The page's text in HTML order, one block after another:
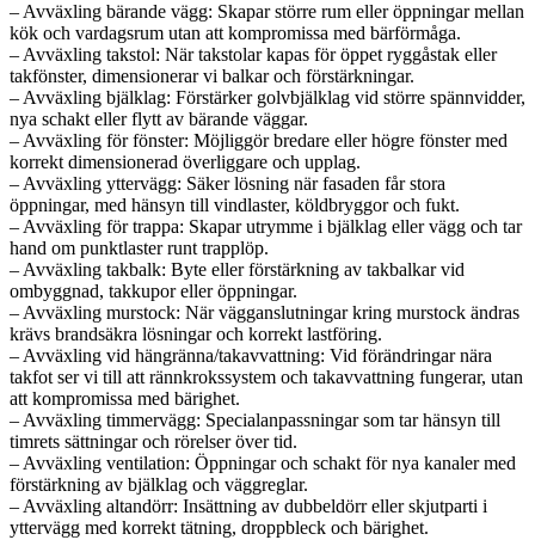
– Avväxling bärande vägg: Skapar större rum eller öppningar mellan
kök och vardagsrum utan att kompromissa med bärförmåga.
– Avväxling takstol: När takstolar kapas för öppet ryggåstak eller
takfönster, dimensionerar vi balkar och förstärkningar.
– Avväxling bjälklag: Förstärker golvbjälklag vid större spännvidder,
nya schakt eller flytt av bärande väggar.
– Avväxling för fönster: Möjliggör bredare eller högre fönster med
korrekt dimensionerad överliggare och upplag.
– Avväxling yttervägg: Säker lösning när fasaden får stora
öppningar, med hänsyn till vindlaster, köldbryggor och fukt.
– Avväxling för trappa: Skapar utrymme i bjälklag eller vägg och tar
hand om punktlaster runt trapplöp.
– Avväxling takbalk: Byte eller förstärkning av takbalkar vid
ombyggnad, takkupor eller öppningar.
– Avväxling murstock: När vägganslutningar kring murstock ändras
krävs brandsäkra lösningar och korrekt lastföring.
– Avväxling vid hängränna/takavvattning: Vid förändringar nära
takfot ser vi till att rännkrokssystem och takavvattning fungerar, utan
att kompromissa med bärighet.
– Avväxling timmervägg: Specialanpassningar som tar hänsyn till
timrets sättningar och rörelser över tid.
– Avväxling ventilation: Öppningar och schakt för nya kanaler med
förstärkning av bjälklag och väggreglar.
– Avväxling altandörr: Insättning av dubbeldörr eller skjutparti i
yttervägg med korrekt tätning, droppbleck och bärighet.